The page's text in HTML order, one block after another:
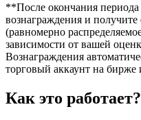
**После окончания
вознаграждения и
(равномерно
зависимости от вашей
Вознаграждения
торговый аккаунт на
Как это работает?